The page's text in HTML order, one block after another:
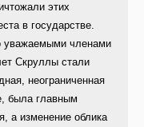
этих
в государстве.
уважаемыми членами
Скруллы стали
неограниченная
была главным
а изменение облика